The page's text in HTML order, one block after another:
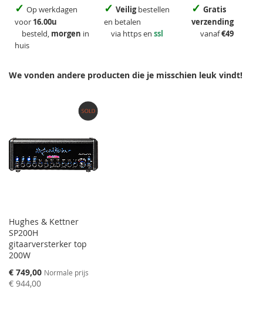
✓ Op werkdagen
voor 16.00u
besteld, morgen in
huis
✓ Veiligbestellen
en betalen
via https en ssl
✓ Gratis
verzending
vanaf€49
We vonden andere producten die je misschien leuk vindt!
Hughes & Kettner
SP200H
gitaarversterker top
200W
Speciale
prijs
€ 749,00 Normale prijs
€ 944,00